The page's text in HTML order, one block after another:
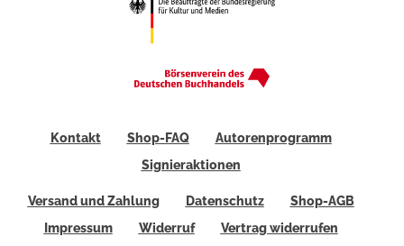
Kontakt Shop-FAQ
Autorenprogramm
Signieraktionen
Versand und Zahlung Datenschutz
Shop-AGB
Impressum
Widerruf Vertrag widerrufen